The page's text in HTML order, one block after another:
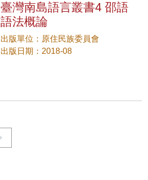
臺灣南島語言叢書4 邵語
語法概論
出版單位：原住民族委員會
出版日期：2018-08